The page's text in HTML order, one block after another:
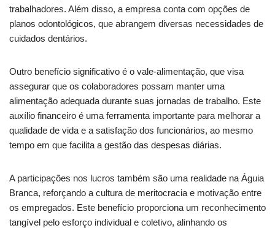
trabalhadores. Além disso, a empresa conta com opções de
planos odontológicos, que abrangem diversas necessidades de
cuidados dentários.
Outro benefício significativo é o vale-alimentação, que visa
assegurar que os colaboradores possam manter uma
alimentação adequada durante suas jornadas de trabalho. Este
auxílio financeiro é uma ferramenta importante para melhorar a
qualidade de vida e a satisfação dos funcionários, ao mesmo
tempo em que facilita a gestão das despesas diárias.
A participações nos lucros também são uma realidade na Águia
Branca, reforçando a cultura de meritocracia e motivação entre
os empregados. Este benefício proporciona um reconhecimento
tangível pelo esforço individual e coletivo, alinhando os